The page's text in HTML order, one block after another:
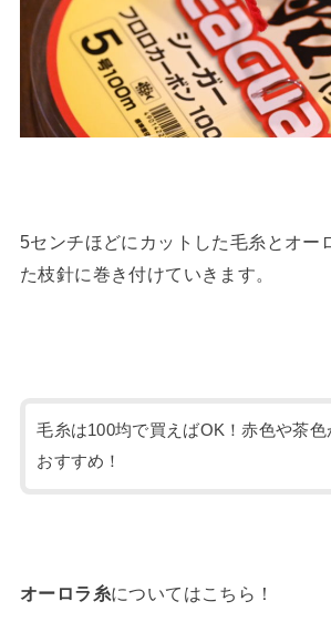
5センチほどにカットした毛糸とオー
た枝針に巻き付けていきます。
毛糸は100均で買えばOK！赤色や茶色
おすすめ！
オーロラ糸についてはこちら！